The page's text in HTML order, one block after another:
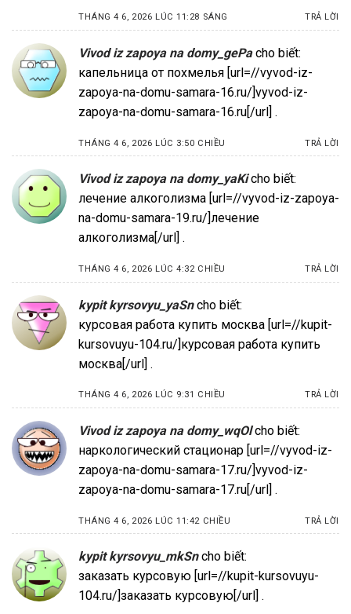
THÁNG 4 6, 2026 LÚC 11:28 SÁNG TRẢ LỜI
Vivod iz zapoya na domy_gePa cho biết:
капельница от похмелья [url=//vyvod-iz-
zapoya-na-domu-samara-16.ru/]vyvod-iz-
zapoya-na-domu-samara-16.ru[/url] .
THÁNG 4 6, 2026 LÚC 3:50 CHIỀU TRẢ LỜI
Vivod iz zapoya na domy_yaKi cho biết:
лечение алкоголизма [url=//vyvod-iz-zapoya-
na-domu-samara-19.ru/]лечение
алкоголизма[/url] .
THÁNG 4 6, 2026 LÚC 4:32 CHIỀU TRẢ LỜI
kypit kyrsovyu_yaSn cho biết:
курсовая работа купить москва [url=//kupit-
kursovuyu-104.ru/]курсовая работа купить
москва[/url] .
THÁNG 4 6, 2026 LÚC 9:31 CHIỀU TRẢ LỜI
Vivod iz zapoya na domy_wqOl cho biết:
наркологический стационар [url=//vyvod-iz-
zapoya-na-domu-samara-17.ru/]vyvod-iz-
zapoya-na-domu-samara-17.ru[/url] .
THÁNG 4 6, 2026 LÚC 11:42 CHIỀU TRẢ LỜI
kypit kyrsovyu_mkSn cho biết:
заказать курсовую [url=//kupit-kursovuyu-
104.ru/]заказать курсовую[/url] .